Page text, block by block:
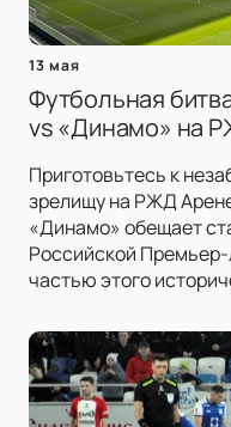
13 мая
Футбольная
vs «Динамо» на
Приготовьтесь к
зрелищу на РЖД
«Динамо» обещает
Российской Премьер-
частью этого